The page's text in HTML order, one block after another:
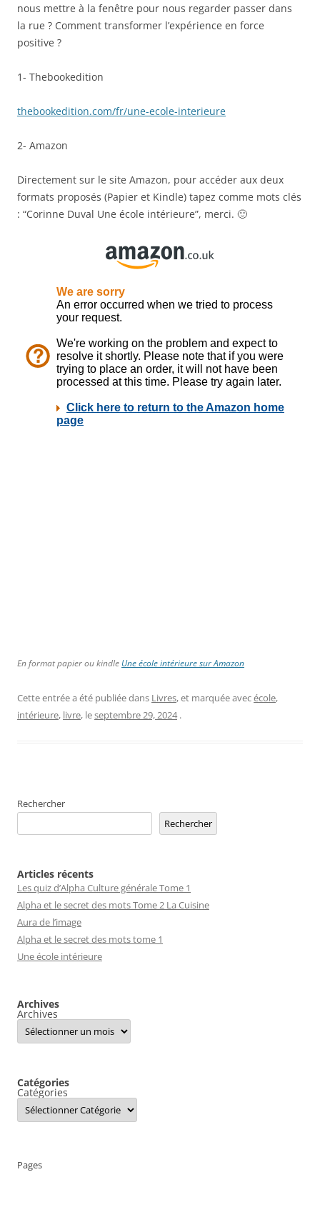
nous mettre à la fenêtre pour nous regarder passer dans
la rue ? Comment transformer l’expérience en force
positive ?
1- Thebookedition
thebookedition.com/fr/une-ecole-interieure
2- Amazon
Directement sur le site Amazon, pour accéder aux deux
formats proposés (Papier et Kindle) tapez comme mots clés
: “Corinne Duval Une école intérieure”, merci. 🙂
En format papier ou kindle Une école intérieure sur Amazon
Cette entrée a été publiée dans Livres, et marquée avecécole,
intérieure, livre, leseptembre 29, 2024 .
Rechercher
Rechercher
Articles récents
Les quiz d’Alpha Culture générale Tome 1
Alpha et le secret des mots Tome 2 La Cuisine
Aura de l’image
Alpha et le secret des mots tome 1
Une école intérieure
Archives
Archives
Catégories
Catégories
Pages